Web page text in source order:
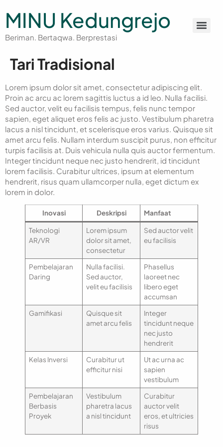
MINU Kedungrejo
Beriman. Bertaqwa. Berprestasi
Tari Tradisional
Lorem ipsum dolor sit amet, consectetur adipiscing elit.
Proin ac arcu ac lorem sagittis luctus a id leo. Nulla facilisi.
Sed auctor, velit eu facilisis tempus, felis nunc tempor
sapien, eget aliquet eros felis ac justo. Vestibulum pharetra
lacus a nisl tincidunt, et scelerisque eros varius. Quisque sit
amet arcu felis. Nullam interdum suscipit purus, non efficitur
turpis facilisis at. Duis vehicula nulla quis auctor fermentum.
Integer tincidunt neque nec justo hendrerit, id tincidunt
lorem facilisis. Curabitur ultrices, ipsum at elementum
hendrerit, risus quam ullamcorper nulla, eget dictum ex
lorem in dolor.
Inovasi Deskripsi Manfaat
Teknologi
AR/VR
Lorem ipsum
dolor sit amet,
consectetur
Sed auctor velit
eu facilisis
Pembelajaran
Daring
Nulla facilisi.
Sed auctor,
velit eu facilisis
Phasellus
laoreet nec
libero eget
accumsan
Gamifikasi
Quisque sit
amet arcu felis
Integer
tincidunt neque
nec justo
hendrerit
Kelas Inversi
Curabitur ut
efficitur nisi
Ut ac urna ac
sapien
vestibulum
Pembelajaran
Berbasis
Proyek
Vestibulum
pharetra lacus
a nisl tincidunt
Curabitur
auctor velit
eros, et ultricies
risus